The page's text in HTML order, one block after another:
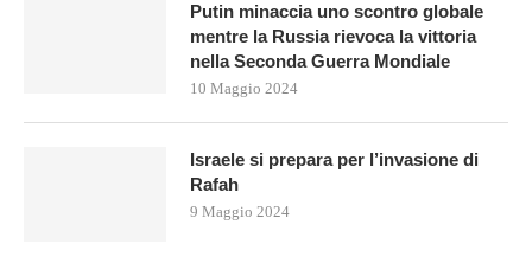
Putin minaccia uno scontro globale
mentre la Russia rievoca la vittoria
nella Seconda Guerra Mondiale
10 Maggio 2024
Israele si prepara per l’invasione di
Rafah
9 Maggio 2024